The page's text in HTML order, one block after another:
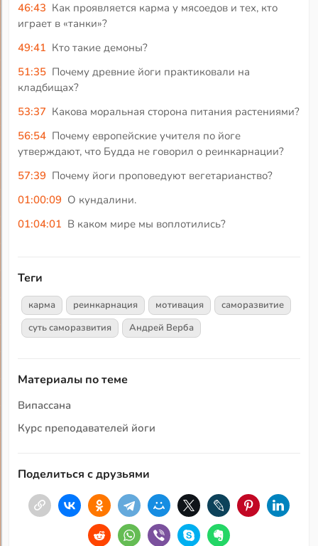
46:43 Как проявляется карма у мясоедов и тех, кто
играет в «танки»?
49:41 Кто такие демоны?
51:35 Почему древние йоги практиковали на
кладбищах?
53:37 Какова моральная сторона питания растениями?
56:54 Почему европейские учителя по йоге
утверждают, что Будда не говорил о реинкарнации?
57:39 Почему йоги проповедуют вегетарианство?
01:00:09 О кундалини.
01:04:01 В каком мире мы воплотились?
Теги
карма реинкарнация мотивация
саморазвитие
суть саморазвития
Андрей Верба
Материалы по теме
Випассана
Курс преподавателей йоги
Поделиться с друзьями